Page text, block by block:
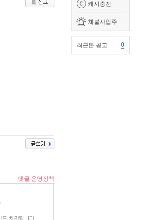
캐시충전
체불사업주
최근본 공고 0